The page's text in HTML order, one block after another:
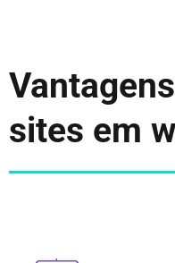
sites em